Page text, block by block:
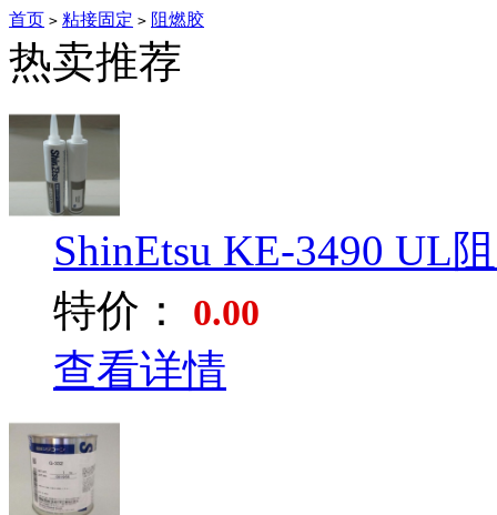
首页 > 粘接固定 > 阻燃胶
热卖推荐
ShinEtsu KE-3490 UL
特价：
0.00
查看详情